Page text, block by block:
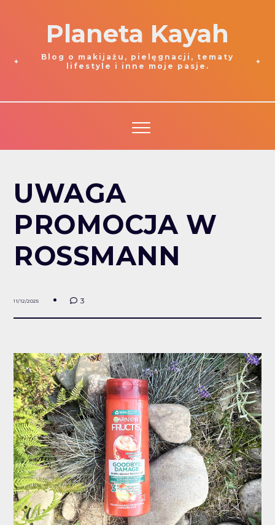
Planeta Kayah
Blog o makijażu, pielęgnacji, tematy
lifestyle i inne moje pasje.
UWAGA
PROMOCJA W
ROSSMANN
11/12/2025 3